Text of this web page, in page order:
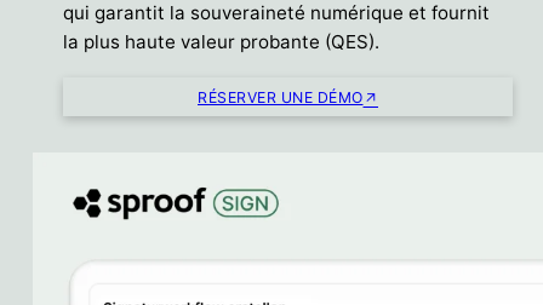
qui garantit la souveraineté numérique et fournit
la plus haute valeur probante (QES).
RÉSERVER UNE DÉMO